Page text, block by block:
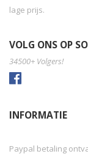
lage prijs.
VOLG ONS OP
34500+ Volgers!
INFORMATIE
Paypal betaling